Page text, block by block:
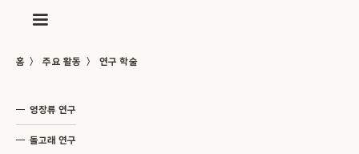
홈 〉 주요 활동 〉 연구 학술
영장류 연구
돌고래 연구